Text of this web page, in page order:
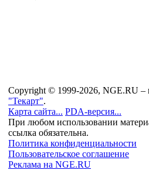
Copyright © 1999-2026, NGE.RU –
"Текарт".
Карта сайта... PDA-версия...
При любом использовании
ссылка обязательна.
Политика конфиденциальности
Пользовательское соглашение
Реклама на NGE.RU